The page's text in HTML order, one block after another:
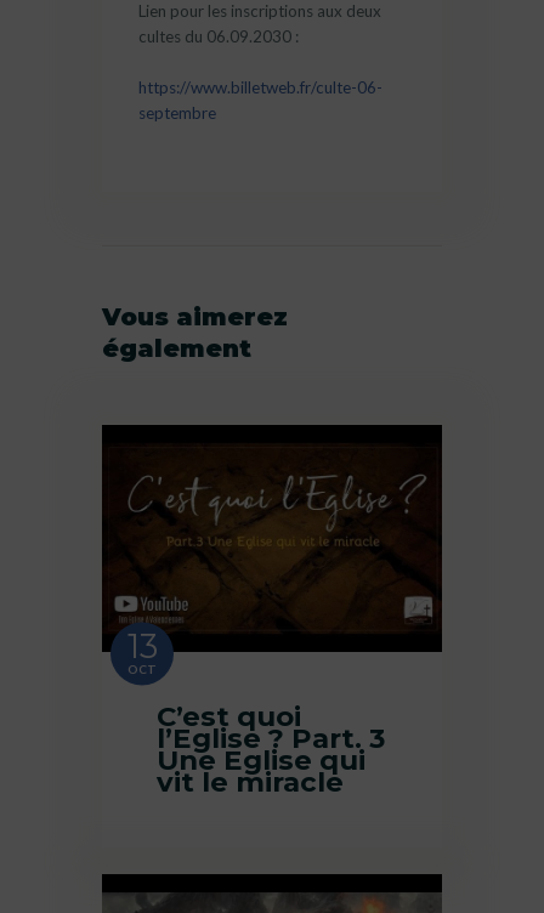
Lien pour les inscriptions aux deux
cultes du 06.09.2030 :
https://www.billetweb.fr/culte-06-
septembre
Vous aimerez
également
13
OCT
C’est quoi
l’Eglise ? Part. 3
Une Eglise qui
vit le miracle